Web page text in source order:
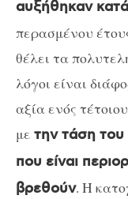
αυξήθηκαν
περασμένου
θέλει τα
λόγοι είναι
αξία ενός
με την τάση του
που είναι
βρεθούν. Η